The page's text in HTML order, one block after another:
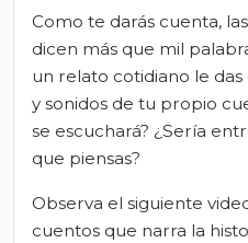
Como te darás cuenta,
dicen más que mil
un relato cotidiano le
y sonidos de tu propio
se escuchará? ¿Sería
que piensas?
Observa el siguiente
cuentos que narra la